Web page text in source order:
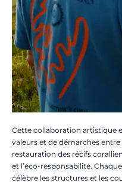
Cette collaboration artistique
valeurs et de démarches entre
restauration des récifs
et l’éco-responsabilité.
célèbre les structures et les